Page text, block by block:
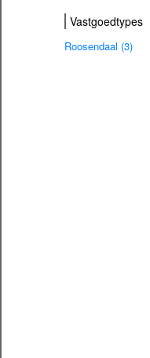
Vastgoedtypes
Roosendaal (3)